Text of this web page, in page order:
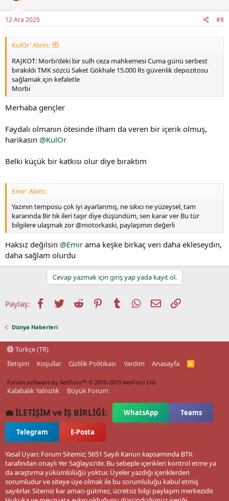
12 Ara 2025 #8
KulOr' Alıntı:
RAJKOT: Morbi'deki bir sulh ceza mahkemesi Cuma günü serbest
bırakıldı TMK sözcü Saket Gökhale 15.000 Rs güvenlik depozitosu
sağlamak için kefaletle
Morbi
Merhaba gençler
Faydalı olmanın ötesinde ilham da veren bir içerik olmuş,
harikasın @KulOr
Belki küçük bir katkısı olur diye bıraktım
Emir' Alıntı:
Yazının temposu çok iyi ayarlanmış, ne sıkıcı ne yüzeysel, tam
kararında Bir tık ileri taşır diye düşündüm, sen karar ver Bu tür
bilgilere ulaşmak zor @motorkaski, paylaşımın değerli
Haksız değilsin @Emir ama keşke birkaç veri daha ekleseydin,
daha sağlam olurdu
Cevap yazmak için giriş yap yada kayıt ol.
Paylaş: Facebook
TwitterReddit PinterestTumblrWhatsApp
E-postaLink
Dünya Haberleri
Türkçe (TR)
İletişim
Koşullar Gizlilik Politikası Yardım Anasayfa
R
Forum software by XenForo™ © 2010-2019 XenForo Ltd.
Kalabalık Yalnızlık Büyük Forum
💼 İLETİŞİM ve İŞ BİRLİĞİ: WhatsApp Teams
Telegram E-Posta
Yasal Uyarı: Forum Sitemiz; 5651 Sayılı Kanun kapsamında BTK
tarafından onaylı Yer Sağlayıcı'dır. Bu sebeple içerikleri kontrol etme ya
da araştırma yükümlülüğü yoktur. Üyeler yazdığı içeriklerden
sorumludur ve siteye üye olmak ile bu sorumluluğu kabul etmiş
sayılırlar. Sitemiz kar amacı gütmez, ücretsiz bilgi paylaşım merkezidir.